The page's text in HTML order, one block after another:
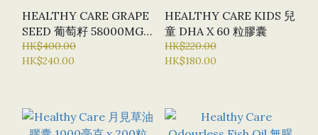
HEALTHY CARE GRAPE
SEED 葡萄籽 58000MG X
200 粒 (特選貨品：半價
優惠)
HK$400.00
HK$240.00
HEALTHY CARE KIDS 兒
童 DHA X 60 粒膠囊
HK$220.00
HK$180.00